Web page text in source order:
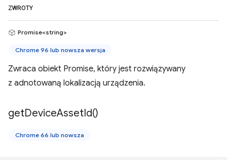
ZWROTY
Promise<string>
Chrome 96 lub nowsza wersja
Zwraca obiekt Promise, który jest rozwiązywany
z adnotowaną lokalizacją urządzenia.
getDeviceAssetId()
Chrome 66 lub nowsza